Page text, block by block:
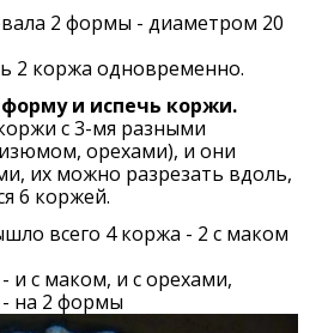
2 формы - диаметром 20
2 коржа одновременно.
и испечь коржи.
с 3-мя разными
орехами), и они
их можно разрезать вдоль,
6 коржей.
всего 4 коржа - 2 с маком
и с маком, и с орехами,
на 2 формы